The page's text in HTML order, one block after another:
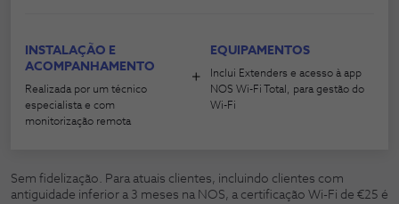
INSTALAÇÃO E
ACOMPANHAMENTO​
Realizada por um técnico
especialista e com
monitorização remota
EQUIPAMENTOS
Inclui Extenders e acesso à app
NOS Wi-Fi Total, para gestão do
Wi-Fi
Sem fidelização. Para atuais clientes, incluindo clientes com
antiguidade inferior a 3 meses na NOS, a certificação Wi-Fi de €25 é